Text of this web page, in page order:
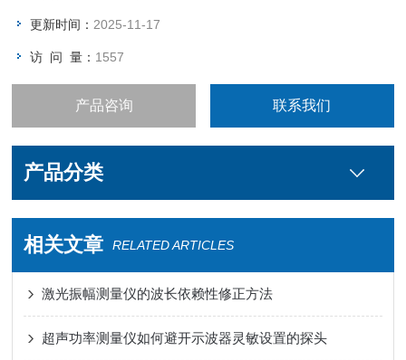
更新时间： 2025-11-17
访 问 量： 1557
产品咨询 联系我们
产品分类
相关文章 RELATED ARTICLES
激光振幅测量仪的波长依赖性修正方法
超声功率测量仪如何避开示波器灵敏设置的探头